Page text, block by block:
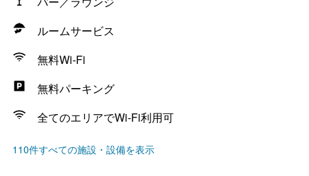
ルームサービス
無料Wi-Fi
無料パーキング
全てのエリアでWi-Fi利用可
110件すべての施設・設備を表示